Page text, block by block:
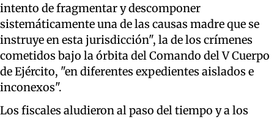
intento de fragmentar y descomponer
sistemáticamente una de las causas madre que se
instruye en esta jurisdicción", la de los crímenes
cometidos bajo la órbita del Comando del V Cuerpo
de Ejército, "en diferentes expedientes aislados e
inconexos".
Los fiscales aludieron al paso del tiempo y a los